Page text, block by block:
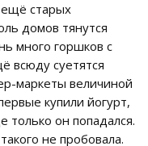
старых
домов тянутся
много горшков с
всюду суетятся
маркеты величиной
купили йогурт,
только он попадался.
не пробовала.